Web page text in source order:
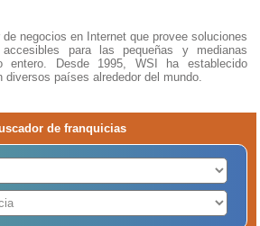
negocios en Internet que provee soluciones
para las pequeñas y medianas
entero. Desde 1995, WSI ha establecido
diversos países alrededor del mundo.
de franquicias